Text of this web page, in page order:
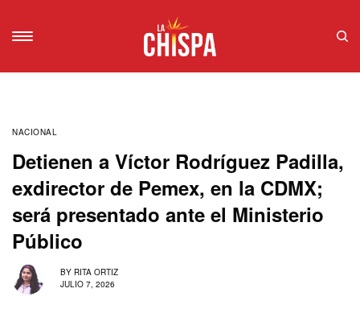
NACIONAL
Detienen a Víctor Rodríguez Padilla,
exdirector de Pemex, en la CDMX;
será presentado ante el Ministerio
Público
BY RITA ORTIZ
JULIO 7, 2026